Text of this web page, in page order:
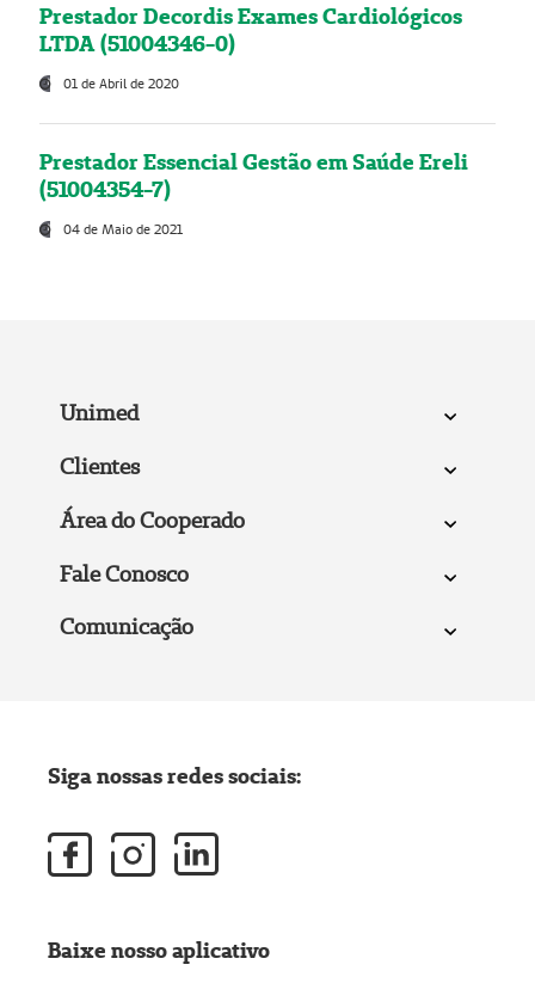
Prestador Decordis Exames Cardiológicos
LTDA (51004346-0)
01 de Abril de 2020
Prestador Essencial Gestão em Saúde Ereli
(51004354-7)
04 de Maio de 2021
Unimed
Clientes
Área do Cooperado
Fale Conosco
Comunicação
Siga nossas redes sociais:
Baixe nosso aplicativo